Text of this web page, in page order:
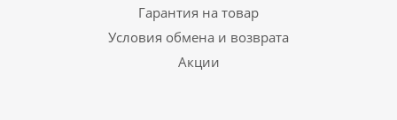
Гарантия на товар
Условия обмена и возврата
Акции